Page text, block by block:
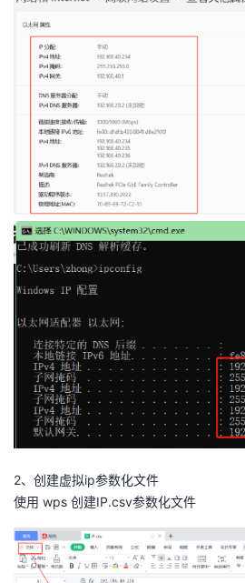
2、创建虚拟ip参数化文件
使用 wps 创建IP.csv参数化文件